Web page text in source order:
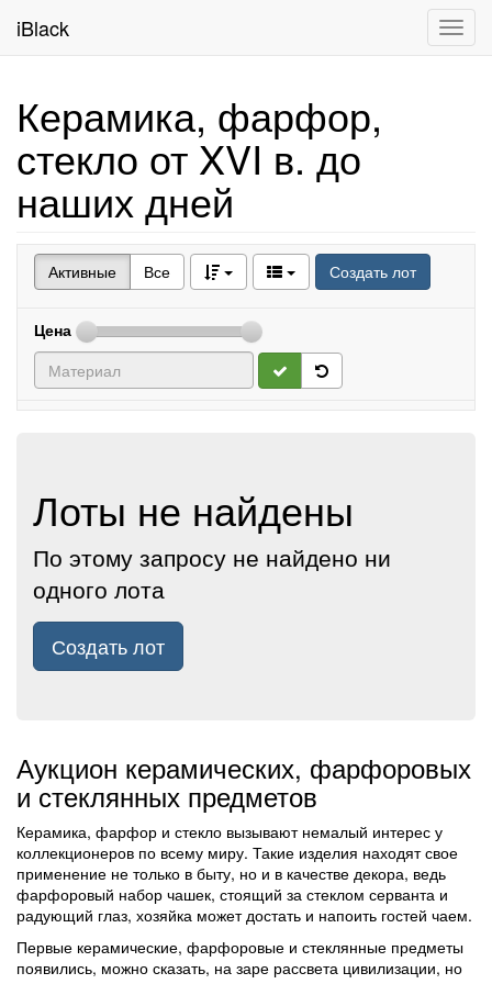
iBlack
Керамика, фарфор,
стекло от XVI в. до
наших дней
Активные Все Создать лот
Цена
Лоты не найдены
По этому запросу не найдено ни
одного лота
Создать лот
Аукцион керамических, фарфоровых
и стеклянных предметов
Керамика, фарфор и стекло вызывают немалый интерес у
коллекционеров по всему миру. Такие изделия находят свое
применение не только в быту, но и в качестве декора, ведь
фарфоровый набор чашек, стоящий за стеклом серванта и
радующий глаз, хозяйка может достать и напоить гостей чаем.
Первые керамические, фарфоровые и стеклянные предметы
появились, можно сказать, на заре рассвета цивилизации, но